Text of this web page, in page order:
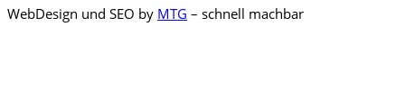
WebDesign und SEO by MTG – schnell machbar